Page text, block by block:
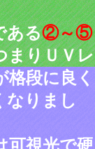
ある②～⑤
まりＵＶレ
段に良く
なりまし